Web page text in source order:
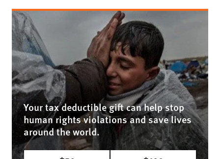
Your tax deductible gift can help stop
human rights violations and save lives
around the world.